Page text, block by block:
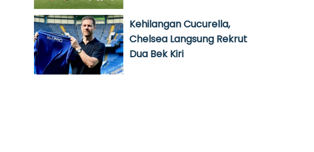
Kehilangan Cucurella,
Chelsea Langsung Rekrut
Dua Bek Kiri